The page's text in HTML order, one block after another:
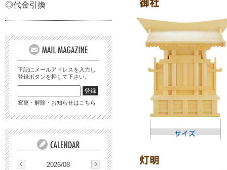
◎代金引換
下記にメールアドレスを入力し
登録ボタンを押して下さい。
変更・解除・お知らせはこちら
2026/08